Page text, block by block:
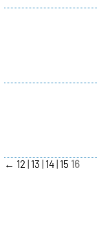
← 12 13 14 15 16